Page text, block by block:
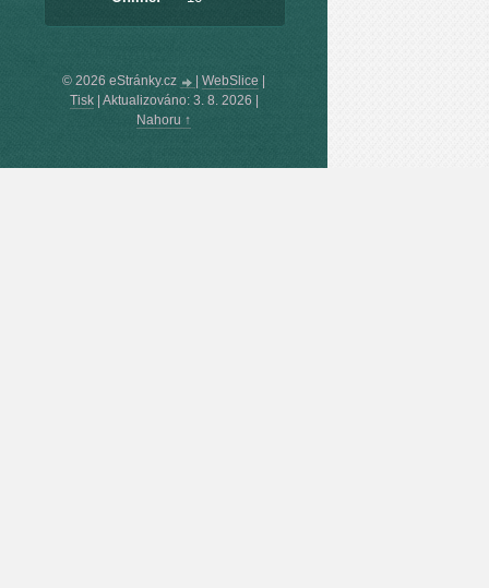
© 2026 eStránky.cz WebSlice
Tisk| Aktualizováno: 3. 8. 2026
Nahoru ↑